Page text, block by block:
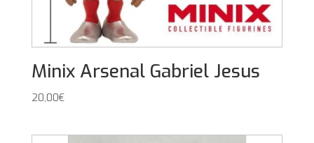
Minix Arsenal Gabriel Jesus
20,00€